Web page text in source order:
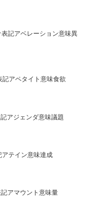
記アベレーション意味異
アペタイト意味食欲
アジェンダ意味議題
テイン意味達成
アマウント意味量